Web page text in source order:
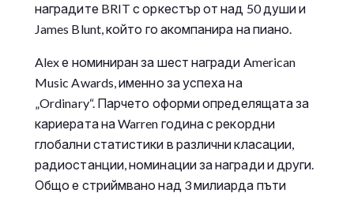
наградите BRIT с оркестър от над 50 души и
James Blunt, който го акомпанира на пиано.
Alex е номиниран за шест награди American
Music Awards, именно за успеха на
„Ordinary“. Парчето оформи определящата за
кариерата на Warren година с рекордни
глобални статистики в различни класации,
радиостанции, номинации за награди и други.
Общо е стриймвано над 3 милиарда пъти